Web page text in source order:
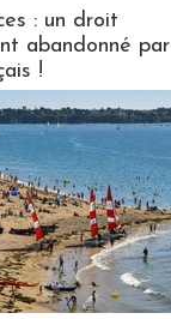
: un droit
abandonné par
!